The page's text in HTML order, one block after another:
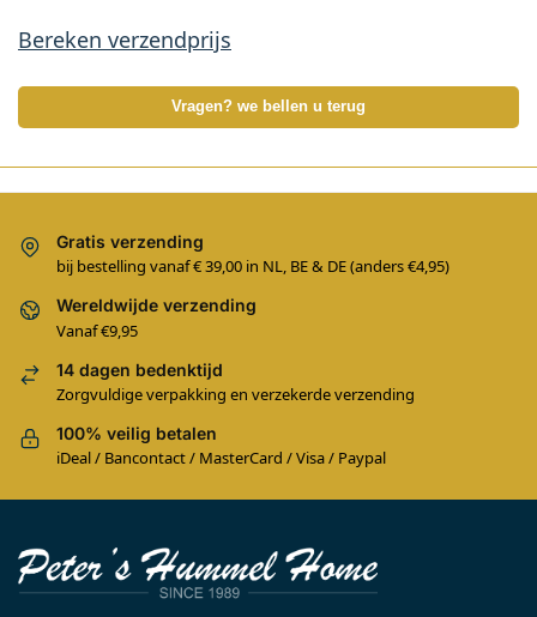
Bereken verzendprijs
Vragen? we bellen u terug
Gratis verzending
bij bestelling vanaf € 39,00 in NL, BE & DE (anders €4,95)
Wereldwijde verzending
Vanaf €9,95
14 dagen bedenktijd
Zorgvuldige verpakking en verzekerde verzending
100% veilig betalen
iDeal / Bancontact / MasterCard / Visa / Paypal